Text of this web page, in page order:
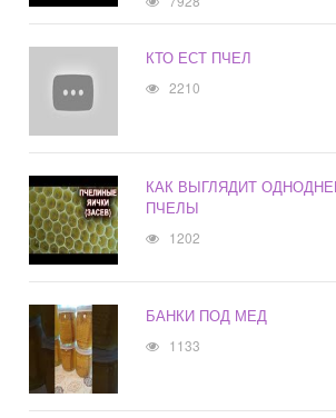
КТО ЕСТ ПЧЕЛ
2210
КАК ВЫГЛЯДИТ
ПЧЕЛЫ
1202
БАНКИ ПОД МЕД
1133